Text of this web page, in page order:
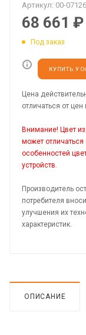
Артикул: 00-
68 661 ₽
Под заказ
КУПИТЬ У
Цена
отличаться от
Внимание! Цвет
может отличаться
особенностей
устройств.
Производитель
потребителя
улучшения их
характеристик.
ОПИСАНИЕ